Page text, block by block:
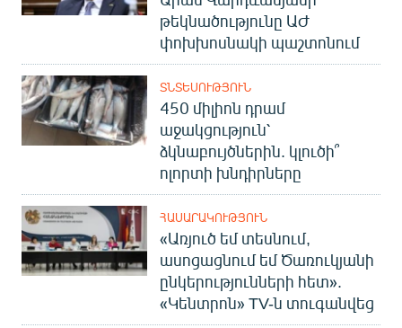
թեկնածությունը ԱԺ
փոխխոսնակի պաշտոնում
ՏՆՏԵՍՈՒԹՅՈՒՆ
450 միլիոն դրամ
աջակցություն՝
ձկնաբույծներին. կլուծի՞
ոլորտի խնդիրները
ՀԱՍԱՐԱԿՈՒԹՅՈՒՆ
«Առյուծ եմ տեսնում,
ասոցացնում եմ Ծառուկյանի
ընկերությունների հետ».
«Կենտրոն» TV-ն տուգանվեց